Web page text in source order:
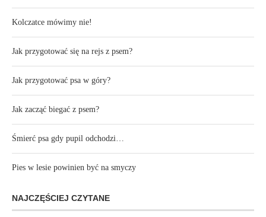
Kolczatce mówimy nie!
Jak przygotować się na rejs z psem?
Jak przygotować psa w góry?
Jak zacząć biegać z psem?
Śmierć psa gdy pupil odchodzi…
Pies w lesie powinien być na smyczy
NAJCZĘŚCIEJ CZYTANE